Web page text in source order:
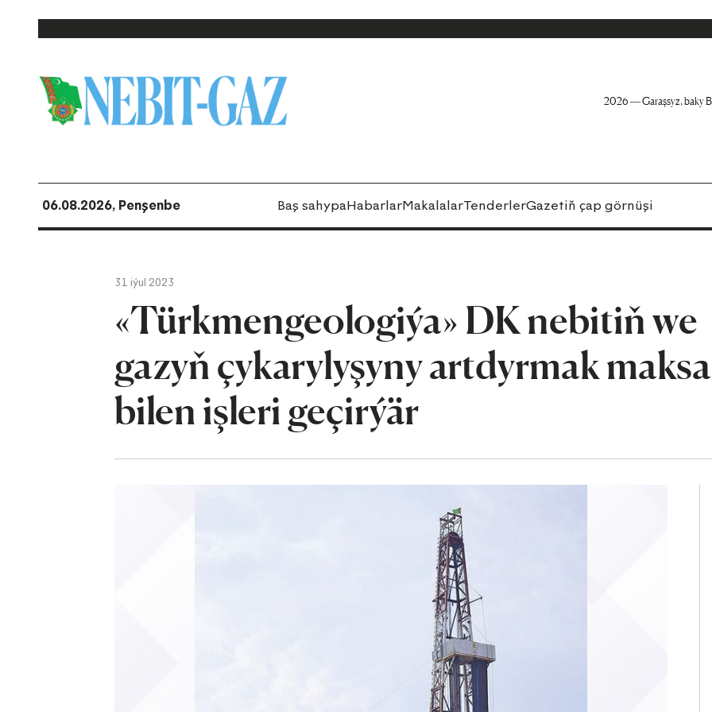
2026 — Garaşsyz, baky
06.08.2026, Penşenbe Baş sahypaHabarlarMakalalarTenderlerGazetiň çap görnüşi
31 iýul 2023
«Türkmengeologiýa» DK nebitiň we
gazyň çykarylyşyny artdyrmak
bilen işleri geçirýär